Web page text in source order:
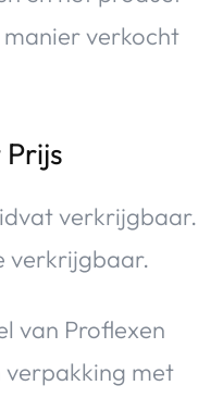
verkocht
verkrijgbaar.
verkrijgbaar.
van Proflexen
met